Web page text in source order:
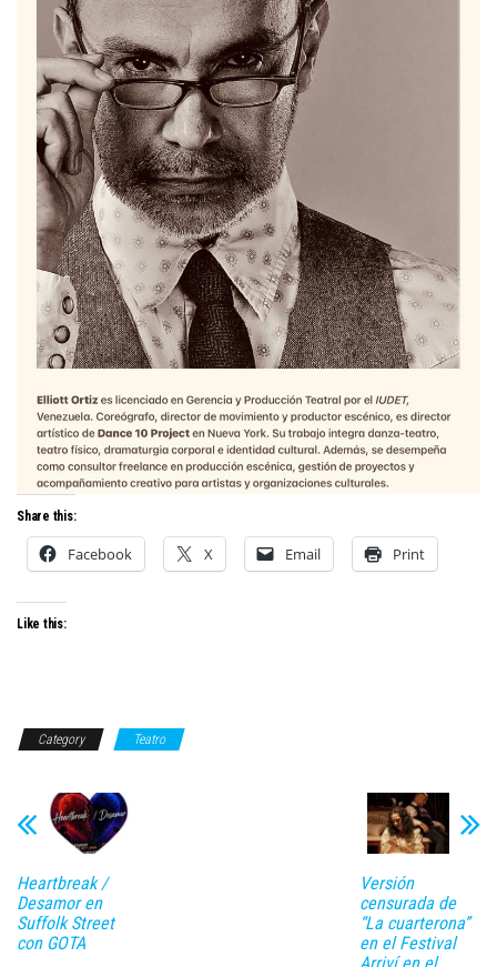
Share this:
Facebook X Email Print
Like this:
Category Teatro
Heartbreak /
Desamor en
Suffolk Street
con GOTA
Versión
censurada de
“La cuarterona”
en el Festival